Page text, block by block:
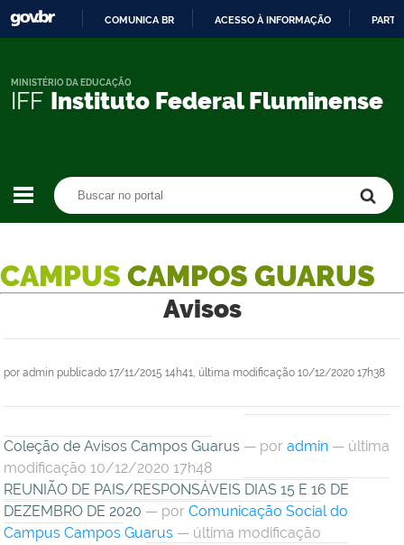
CONTEÚDO
COMUNICA BR ACESSO À INFORMAÇÃO
IFF Instituto Federal Fluminense
MINISTÉRIO DA EDUCAÇÃO
CAMPUS CAMPOS GUARUS
Avisos
por admin publicado 17/11/2015 14h41, última modificação 10/12/2020 17h38
Coleção de Avisos Campos Guarus — por admin — última
modificação 10/12/2020 17h48
REUNIÃO DE PAIS/RESPONSÁVEIS DIAS 15 E 16 DE
DEZEMBRO DE 2020 — por Comunicação Social do
Campus Campos Guarus — última modificação